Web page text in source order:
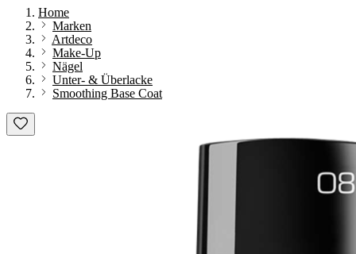
Home
Marken
Artdeco
Make-Up
Nägel
Unter- & Überlacke
Smoothing Base Coat